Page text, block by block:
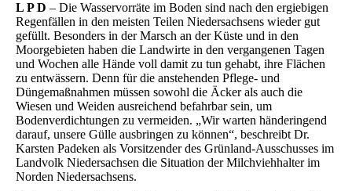
L P D – Die Wasservorräte im Boden sind nach den ergiebigen
Regenfällen in den meisten Teilen Niedersachsens wieder gut
gefüllt. Besonders in der Marsch an der Küste und in den
Moorgebieten haben die Landwirte in den vergangenen Tagen
und Wochen alle Hände voll damit zu tun gehabt, ihre Flächen
zu entwässern. Denn für die anstehenden Pflege- und
Düngemaßnahmen müssen sowohl die Äcker als auch die
Wiesen und Weiden ausreichend befahrbar sein, um
Bodenverdichtungen zu vermeiden. „Wir warten händeringend
darauf, unsere Gülle ausbringen zu können“, beschreibt Dr.
Karsten Padeken als Vorsitzender des Grünland-Ausschusses im
Landvolk Niedersachsen die Situation der Milchviehhalter im
Norden Niedersachsens.